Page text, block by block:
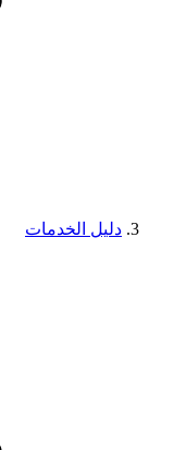
دليل الخدمات